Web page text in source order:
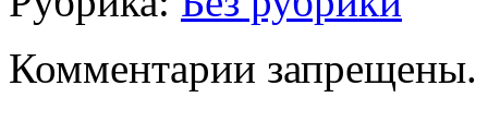
Комментарии запрещены.